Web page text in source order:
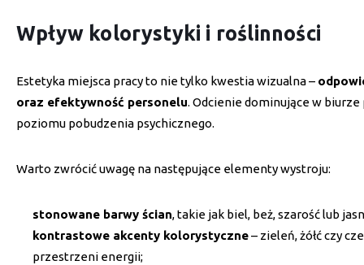
Wpływ kolorystyki i roślinności
Estetyka miejsca pracy to nie tylko kwestia wizualna –
oraz efektywność personelu. Odcienie dominujące w
poziomu pobudzenia psychicznego.
Warto zwrócić uwagę na następujące elementy wystroju:
stonowane barwy ścian, takie jak biel, beż, szarość lub
kontrastowe akcenty kolorystyczne– zieleń, żółć czy
przestrzeni energii;